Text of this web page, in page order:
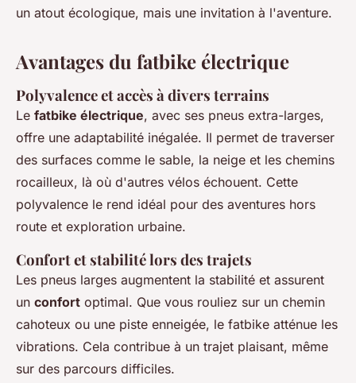
un atout écologique, mais une invitation à l'aventure.
Avantages du fatbike électrique
Polyvalence et accès à divers terrains
Le fatbike électrique, avec ses pneus extra-larges,
offre une adaptabilité inégalée. Il permet de traverser
des surfaces comme le sable, la neige et les chemins
rocailleux, là où d'autres vélos échouent. Cette
polyvalence le rend idéal pour des aventures hors
route et exploration urbaine.
Confort et stabilité lors des trajets
Les pneus larges augmentent la stabilité et assurent
un confort optimal. Que vous rouliez sur un chemin
cahoteux ou une piste enneigée, le fatbike atténue les
vibrations. Cela contribue à un trajet plaisant, même
sur des parcours difficiles.